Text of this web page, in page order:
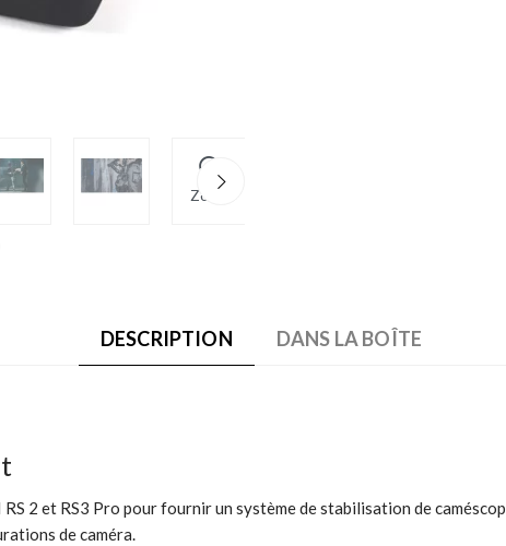
Zoom
DESCRIPTION DANS LA BOÎTE
2 et RS3 Pro pour fournir un système de stabilisation de
de caméra.